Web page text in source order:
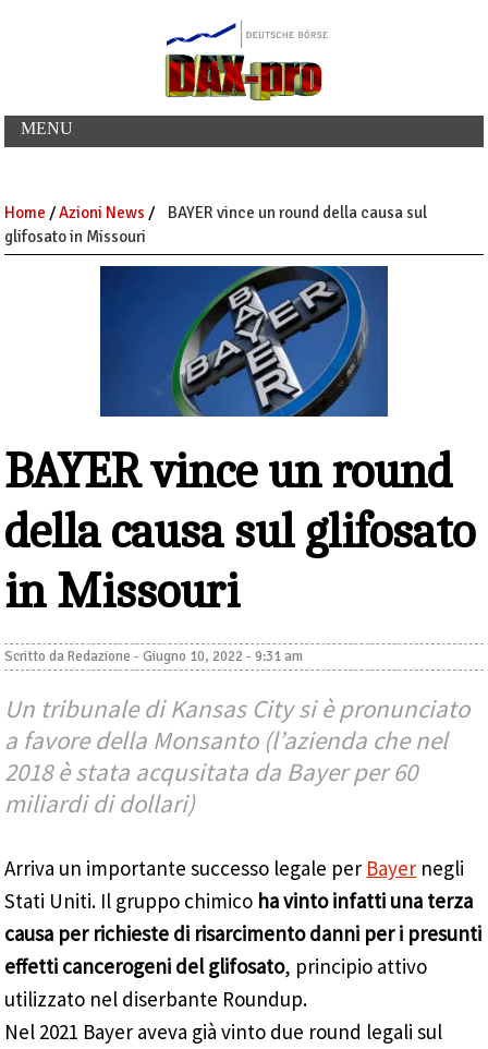
MENU
Home /Azioni News /
BAYER vince un round della causa sul
glifosato in Missouri
BAYER vince un round
della causa sul glifosato
in Missouri
Scritto daRedazione -Giugno 10, 2022 - 9:31 am
Un tribunale di Kansas City si è pronunciato
a favore della Monsanto (l’azienda che nel
2018 è stata acqusitata da Bayer per 60
miliardi di dollari)
Arriva un importante successo legale per Bayer negli
Stati Uniti. Il gruppo chimico ha vinto infatti una terza
causa per richieste di risarcimento danni per i presunti
effetti cancerogeni del glifosato, principio attivo
utilizzato nel diserbante Roundup.
Nel 2021 Bayer aveva già vinto due round legali sul